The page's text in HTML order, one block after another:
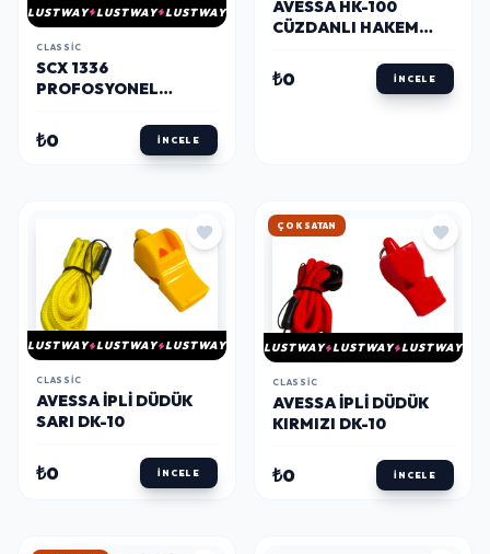
LUSTWAY LUSTWAY LUSTWAY
CLASSIC
SCX 1336
PROFOSYONEL
CM
₺0 İNCELE
AVESSA HK-100
CÜZDANLI HAKEM
₺0 İNCELE
LUSTWAY LUSTWAY LUSTWAY
CLASSIC
AVESSA İPLI DÜDÜK
SARI DK-10
₺0 İNCELE
ÇOK SATAN
LUSTWAY LUSTWAY LUSTWAY
CLASSIC
AVESSA İPLI DÜDÜK
KIRMIZI DK-10
₺0 İNCELE